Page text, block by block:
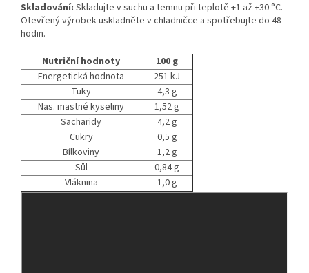
Skladování: Skladujte v suchu a temnu při teplotě +1 až +30 °C.
Otevřený výrobek uskladněte v chladničce a spotřebujte do 48
hodin.
Nutriční hodnoty
100 g
Energetická hodnota
251 kJ
Tuky
4,3 g
Nas. mastné kyseliny
1,52 g
Sacharidy
4,2 g
Cukry
0,5 g
Bílkoviny
1,2 g
Sůl
0,84 g
Vláknina
1,0 g